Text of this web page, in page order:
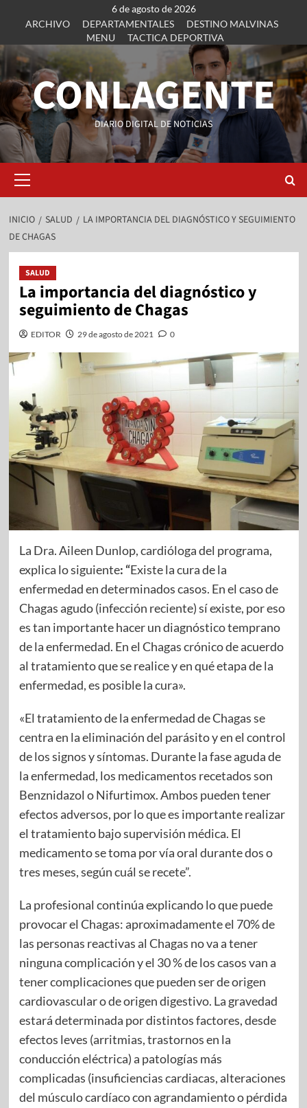
6 de agosto de 2026
ARCHIVO
DEPARTAMENTALES
DESTINO MALVINAS
MENU
TACTICA DEPORTIVA
CONLAGENTE
DIARIO DIGITAL DE NOTICIAS
INICIO SALUD
LA IMPORTANCIA DEL DIAGNÓSTICO Y SEGUIMIENTO
DE CHAGAS
SALUD
La importancia del diagnóstico y
seguimiento de Chagas
EDITOR 29 de agosto de 2021 0
La Dra. Aileen Dunlop, cardióloga del programa,
explica lo siguiente: “Existe la cura de la
enfermedad en determinados casos. En el caso de
Chagas agudo (infección reciente) sí existe, por eso
es tan importante hacer un diagnóstico temprano
de la enfermedad. En el Chagas crónico de acuerdo
al tratamiento que se realice y en qué etapa de la
enfermedad, es posible la cura».
«El tratamiento de la enfermedad de Chagas se
centra en la eliminación del parásito y en el control
de los signos y síntomas. Durante la fase aguda de
la enfermedad, los medicamentos recetados son
Benznidazol o Nifurtimox. Ambos pueden tener
efectos adversos, por lo que es importante realizar
el tratamiento bajo supervisión médica. El
medicamento se toma por vía oral durante dos o
tres meses, según cuál se recete”.
La profesional continúa explicando lo que puede
provocar el Chagas: aproximadamente el 70% de
las personas reactivas al Chagas no va a tener
ninguna complicación y el 30 % de los casos van a
tener complicaciones que pueden ser de origen
cardiovascular o de origen digestivo. La gravedad
estará determinada por distintos factores, desde
efectos leves (arritmias, trastornos en la
conducción eléctrica) a patologías más
complicadas (insuficiencias cardiacas, alteraciones
del músculo cardíaco con agrandamiento o pérdida